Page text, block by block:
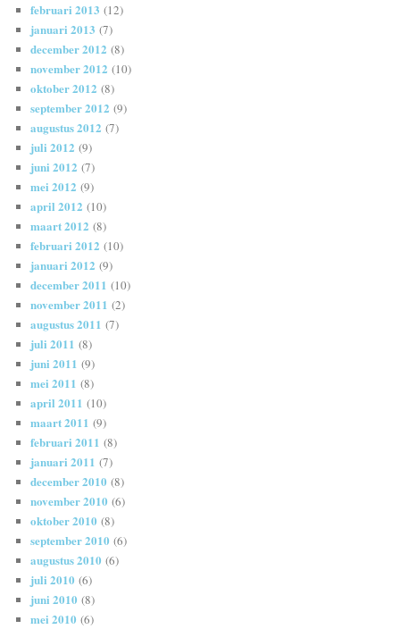
februari 2013 (12)
januari 2013 (7)
december 2012 (8)
november 2012 (10)
oktober 2012 (8)
september 2012 (9)
augustus 2012 (7)
juli 2012 (9)
juni 2012 (7)
mei 2012 (9)
april 2012 (10)
maart 2012 (8)
februari 2012 (10)
januari 2012 (9)
december 2011 (10)
november 2011 (2)
augustus 2011 (7)
juli 2011 (8)
juni 2011 (9)
mei 2011 (8)
april 2011 (10)
maart 2011 (9)
februari 2011 (8)
januari 2011 (7)
december 2010 (8)
november 2010 (6)
oktober 2010 (8)
september 2010 (6)
augustus 2010 (6)
juli 2010 (6)
juni 2010 (8)
mei 2010 (6)